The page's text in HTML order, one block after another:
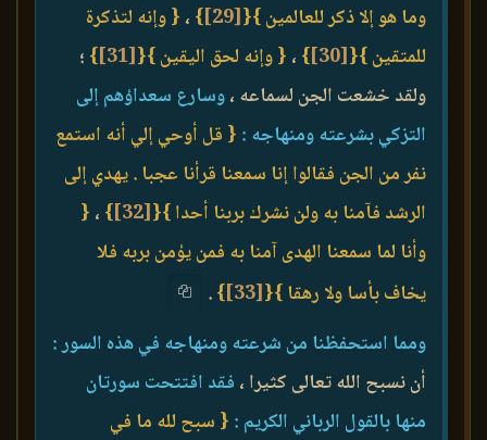
وما هو إلا ذكر للعالمين }{
[29]
} ، { وإنه لتذكرة
للمتقين }{
[30]
} ، { وإنه لحق اليقين }{
[31]
} ؛
ولقد خشعت الجن لسماعه ،وسارع سعداؤهم إلى
التزكي بشرعته ومنهاجه : { قل أوحي إلي أنه استمع
نفر من الجن فقالوا إنا سمعنا قرأنا عجبا . يهدي إلى
الرشد فآمنا به ولن نشرك بربنا أحدا }{
[32]
} ، {
وأنا لما سمعنا الهدى آمنا به فمن يؤمن بربه فلا
يخاف بأسا ولا رهقا }{
[33]
}
.
ومما استحفظنا من شرعته ومنهاجه في هذه السور :
أن نسبح الله تعالى كثيرا ، فقد افتتحت سورتان
منها بالقول الرباني الكريم : { سبح لله ما في